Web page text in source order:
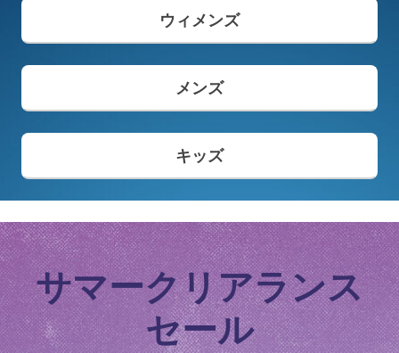
メンズ スリップインズ
キッズ スリップインズ
ウィメンズ
メンズ
キッズ
サマークリアランス
セール